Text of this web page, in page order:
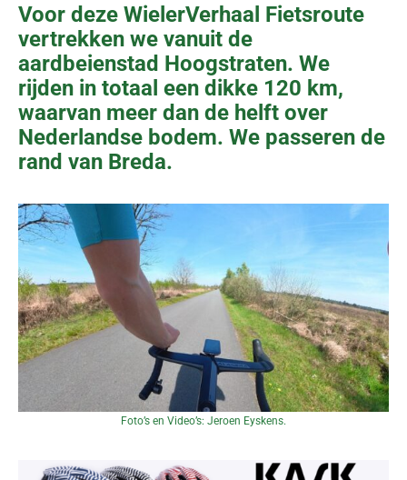
Voor deze WielerVerhaal Fietsroute
vertrekken we vanuit de
aardbeienstad Hoogstraten. We
rijden in totaal een dikke 120 km,
waarvan meer dan de helft over
Nederlandse bodem. We passeren de
rand van Breda.
Foto’s en Video’s: Jeroen Eyskens.